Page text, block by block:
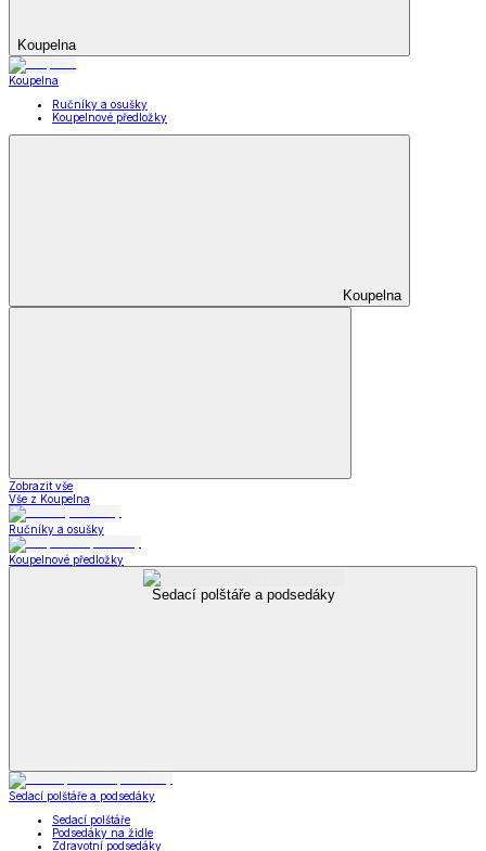
Koupelna
Koupelna
Ručníky a osušky
Koupelnové předložky
Koupelna
Zobrazit vše
Vše z Koupelna
Ručníky a osušky
Koupelnové předložky
Sedací polštáře a podsedáky
Sedací polštáře a podsedáky
Sedací polštáře
Podsedáky na židle
Zdravotní podsedáky